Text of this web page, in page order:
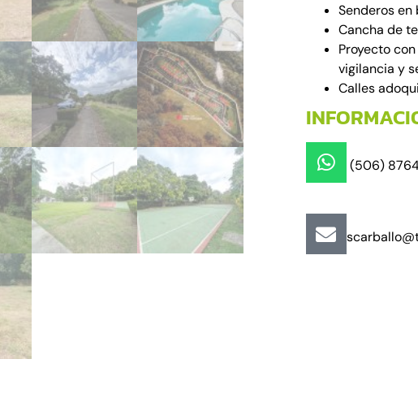
Senderos
Cancha de
Proyecto
vigilancia y
Calles
(506)